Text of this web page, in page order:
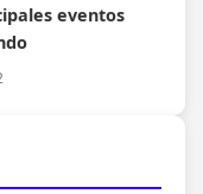
eventos